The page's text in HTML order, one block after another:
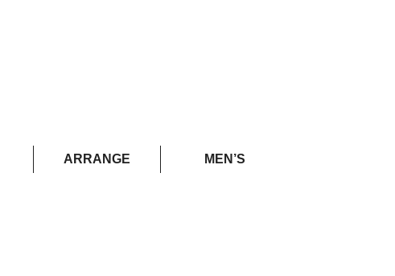
ARRANGE MEN’S